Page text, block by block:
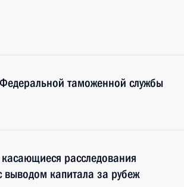
таможенной службы
расследования
выводом капитала за рубеж